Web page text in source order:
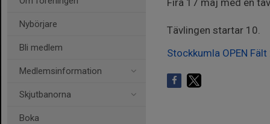
Nybörjare
Bli medlem
Medlemsinformation
Skjutbanorna
Boka
Fira 17 maj med en
Tävlingen startar 10.
Stockkumla OPEN